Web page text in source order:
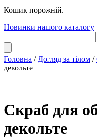
Кошик порожній.
Новинки нашого каталогу
Головна / Догляд за тілом /
декольте
Скраб для
декольте